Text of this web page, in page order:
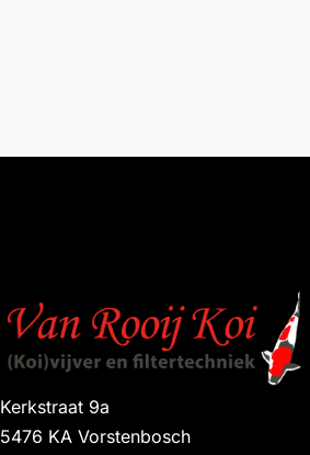
Kerkstraat 9a
5476 KA Vorstenbosch